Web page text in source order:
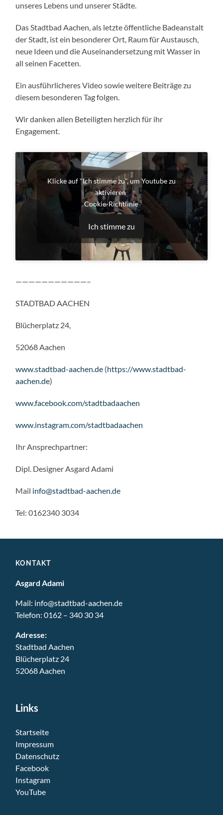
unseres Lebens und unserer Städte.
Das Stadtbad Aachen, als letzte öffentliche Badeanstalt
der Stadt, ist ein besonderer Ort, Raum für Austausch,
neue Ideen und die Auseinandersetzung mit Wasser in
all seinen Facetten.
Ein ausführlicheres Video sowie weitere Beiträge zu
diesem besonderen Tag folgen.
Wir danken allen Beteiligten herzlich für ihr
Engagement.
Klicke auf "Ich stimme zu", um Youtube zu
aktivieren
Cookie-Richtlinie
Ich stimme zu
———————————–
STADTBAD AACHEN
Blücherplatz 24,
52068 Aachen
www.stadtbad-aachen.de (https://www.stadtbad-
aachen.de)
www.facebook.com/stadtbadaachen
www.instagram.com/stadtbadaachen
Ihr Ansprechpartner:
Dipl. Designer Asgard Adami
Mail info@stadtbad-aachen.de
Tel: 0162340 3034
KONTAKT
Asgard Adami
Mail: info@stadtbad-aachen.de
Telefon:0162 – 340 30 34
Adresse:
Stadtbad Aachen
Blücherplatz 24
52068 Aachen
Links
Startseite
Impressum
Datenschutz
Facebook
Instagram
YouTube